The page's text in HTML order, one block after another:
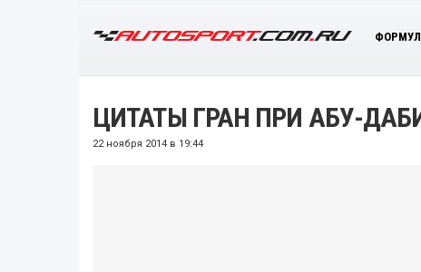
ЦИТАТЫ ГРАН ПРИ АБУ-
22 ноября 2014 в 19:44